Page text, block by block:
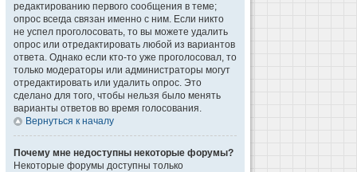
редактированию первого сообщения в теме;
опрос всегда связан именно с ним. Если никто
не успел проголосовать, то вы можете удалить
опрос или отредактировать любой из вариантов
ответа. Однако если кто-то уже проголосовал, то
только модераторы или администраторы могут
отредактировать или удалить опрос. Это
сделано для того, чтобы нельзя было менять
варианты ответов во время голосования.
Вернуться к началу
Почему мне недоступны некоторые форумы?
Некоторые форумы доступны только